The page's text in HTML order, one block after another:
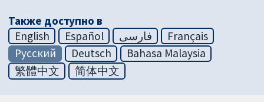
Также доступно в
English
Español فارسی
Français
Русский
Deutsch
Bahasa Malaysia
繁體中文
简体中文